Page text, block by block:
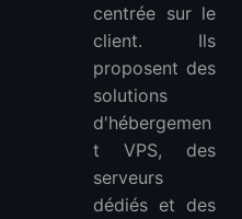
centrée sur le
client. Ils
proposent des
solutions
d'hébergemen
t VPS, des
serveurs
dédiés et des